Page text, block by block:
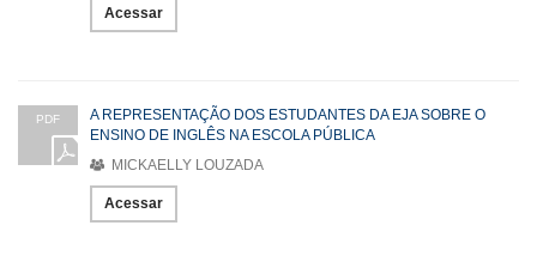
Acessar
PDF
A REPRESENTAÇÃO DOS ESTUDANTES DA EJA SOBRE O
ENSINO DE INGLÊS NA ESCOLA PÚBLICA
MICKAELLY LOUZADA
Acessar